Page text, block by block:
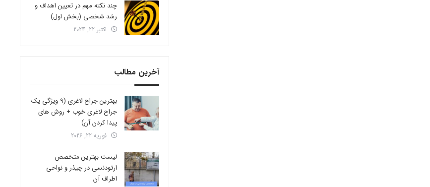
چند نکته مهم در تعیین اهداف و
رشد شخصی (بخش اول)
اکتبر 22, 2024
آخرین مطالب
بهترین جراح لاغری (9 ویژگی یک
جراح لاغری خوب + روش های
پیدا کردن آن)
فوریه 22, 2026
لیست بهترین متخصص
ارتودنسی در چیذر و نواحی
اطراف آن